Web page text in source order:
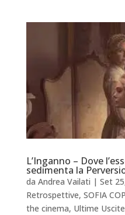
L’Inganno – Dove
sedimenta la
da Andrea Vailati | Set
Retrospettive, SOFIA
the cinema, Ultime Uscite